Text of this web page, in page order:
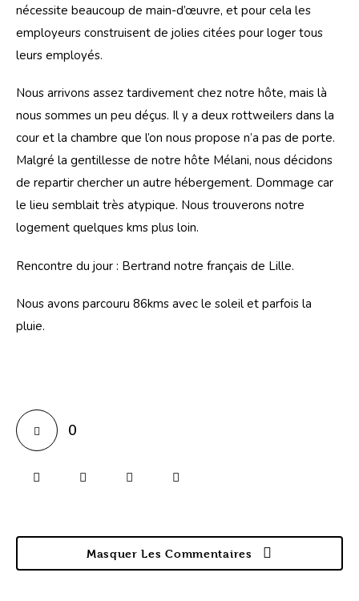
nécessite beaucoup de main-d’œuvre, et pour cela les
employeurs construisent de jolies citées pour loger tous
leurs employés.
Nous arrivons assez tardivement chez notre hôte, mais là
nous sommes un peu déçus. Il y a deux rottweilers dans la
cour et la chambre que l’on nous propose n’a pas de porte.
Malgré la gentillesse de notre hôte Mélani, nous décidons
de repartir chercher un autre hébergement. Dommage car
le lieu semblait très atypique. Nous trouverons notre
logement quelques kms plus loin.
Rencontre du jour : Bertrand notre français de Lille.
Nous avons parcouru 86kms avec le soleil et parfois la
pluie.
0
Masquer Les Commentaires